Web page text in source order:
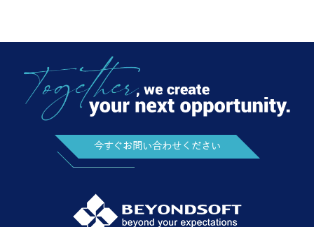
今すぐお問い合わせください